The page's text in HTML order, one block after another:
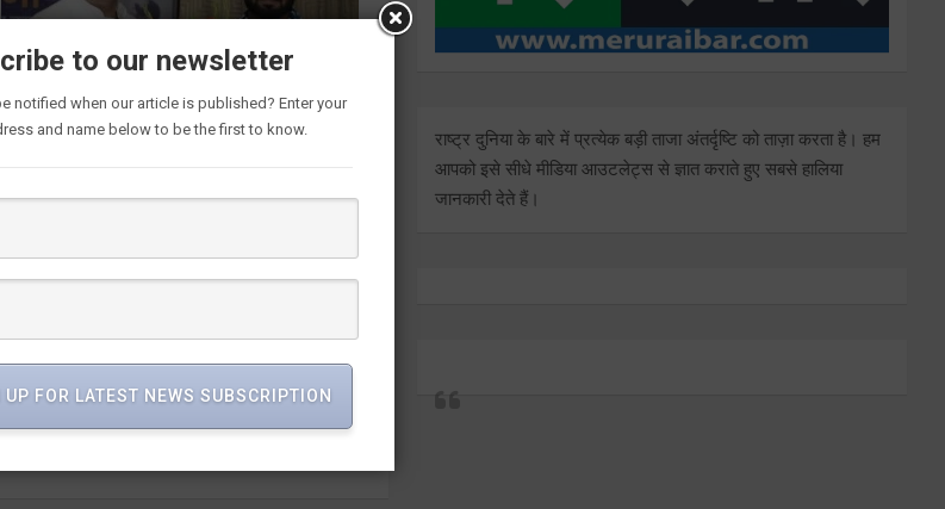
राष्ट्र दुनिया के बारे में प्रत्येक बड़ी ताजा अंतर्दृष्टि को ताज़ा करता है। हम
आपको इसे सीधे मीडिया आउटलेट्स से ज्ञात कराते हुए सबसे हालिया
जानकारी देते हैं।
to our newsletter
notified when our article is published? Enter your
and name below to be the first to know.
UP FOR LATEST NEWS SUBSCRIPTION